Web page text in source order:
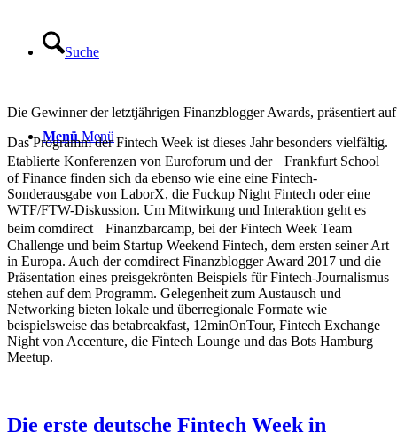
Suche
Menü Menü
Die Gewinner der letztjährigen Finanzblogger Awards, präsentiert
Das Programm der Fintech Week ist dieses Jahr besonders vielfältig.
Etablierte Konferenzen von Euroforum und der Frankfurt School
of Finance finden sich da ebenso wie eine eine Fintech-
Sonderausgabe von LaborX, die Fuckup Night Fintech oder eine
WTF/FTW-Diskussion. Um Mitwirkung und Interaktion geht es
beim comdirect Finanzbarcamp, bei der Fintech Week Team
Challenge und beim Startup Weekend Fintech, dem ersten seiner Art
in Europa. Auch der comdirect Finanzblogger Award 2017 und die
Präsentation eines preisgekrönten Beispiels für Fintech-Journalismus
stehen auf dem Programm. Gelegenheit zum Austausch und
Networking bieten lokale und überregionale Formate wie
beispielsweise das betabreakfast, 12minOnTour, Fintech Exchange
Night von Accenture, die Fintech Lounge und das Bots Hamburg
Meetup.
Die erste deutsche Fintech Week in